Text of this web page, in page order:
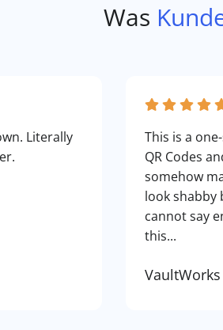
Was
Literally
This is a
QR Codes
somehow
look shabby
cannot say
this...
VaultWorks